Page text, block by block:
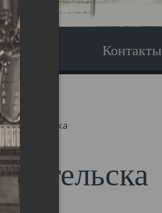
Контакты
Архангельска